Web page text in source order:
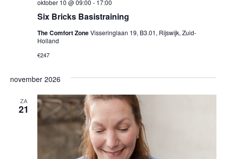
Six Bricks Basistraining
oktober 10 @ 09:00 - 17:00
The Comfort ZoneVisseringlaan 19, B3.01, Rijswijk, Zuid-
Holland
€247
november 2026
ZA
21